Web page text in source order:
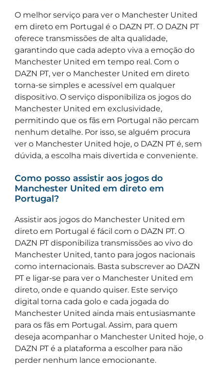
O melhor serviço para ver o Manchester United
em direto em Portugal é o DAZN PT. O DAZN PT
oferece transmissões de alta qualidade,
garantindo que cada adepto viva a emoção do
Manchester United em tempo real. Com o
DAZN PT, ver o Manchester United em direto
torna-se simples e acessível em qualquer
dispositivo. O serviço disponibiliza os jogos do
Manchester United em exclusividade,
permitindo que os fãs em Portugal não percam
nenhum detalhe. Por isso, se alguém procura
ver o Manchester United hoje, o DAZN PT é, sem
dúvida, a escolha mais divertida e conveniente.
Como posso assistir aos jogos do
Manchester United em direto em
Portugal?
Assistir aos jogos do Manchester United em
direto em Portugal é fácil com o DAZN PT. O
DAZN PT disponibiliza transmissões ao vivo do
Manchester United, tanto para jogos nacionais
como internacionais. Basta subscrever ao DAZN
PT e ligar-se para ver o Manchester United em
direto, onde e quando quiser. Este serviço
digital torna cada golo e cada jogada do
Manchester United ainda mais entusiasmante
para os fãs em Portugal. Assim, para quem
deseja acompanhar o Manchester United hoje, o
DAZN PT é a plataforma a escolher para não
perder nenhum lance emocionante.